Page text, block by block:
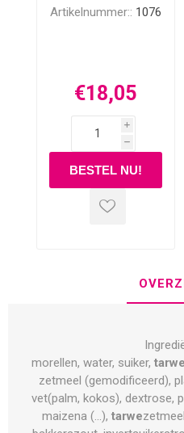
Artikelnummer:: 1076
€18,05
i
h
morellen, water, suiker,
zetmeel (gemodificeerd),
vet(palm, kokos), dextrose,
maizena (...),tarwe